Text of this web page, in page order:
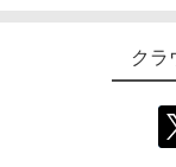
クラ